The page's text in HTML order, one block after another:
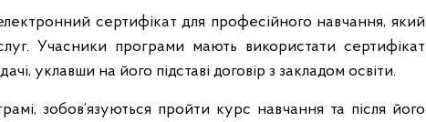
сертифікат для професійного навчання, який
Учасники програми мають використати сертифікат
уклавши на його підставі договір з закладом освіти.
зобов’язуються пройти курс навчання та після його